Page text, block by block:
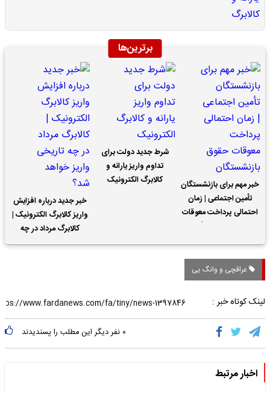
برترین‌ها
خبر مهم برای بازنشستگان
تأمین اجتماعی | زمان
احتمالی پرداخت معوقات
شرط جدید دولت برای
تداوم واریز یارانه و
کالابرگ الکترونیک
خبر جدید درباره افزایش
واریز کالابرگ الکترونیک |
کالابرگ مرداد در چه
تاریخی واریز خواهد شد؟
عراقچی و وانگ یی
لینک کوتاه خبر :
۰ نفر دیگر این مطلب را پسندیدند
اخبار مرتبط